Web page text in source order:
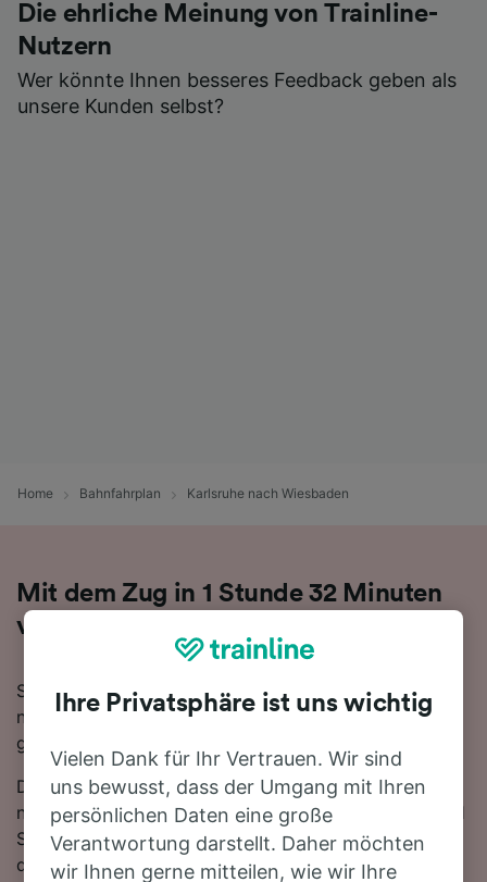
Die ehrliche Meinung von Trainline-
Nutzern
Wer könnte Ihnen besseres Feedback geben als
unsere Kunden selbst?
Home Bahnfahrplan Karlsruhe nach Wiesbaden
Mit dem Zug in 1 Stunde 32 Minuten
von Karlsruhe nach Wiesbaden
Sie denken darüber nach, für Ihre Reise von Karlsruhe
nach Wiesbaden den Zug zu nehmen? Bei uns sind Sie
goldrichtig!
Die schnellste Fahrtzeit, um die 120 km von Karlsruhe
nach Wiesbaden mit dem Zug zurückzulegen beträgt 1
Stunde 32 Minuten, wobei ca. 61 Züge am Tag auf
dieser Route verkehren. Da es zwischen Karlsruhe und
Ihre Privatsphäre ist uns wichtig
Vielen Dank für Ihr Vertrauen. Wir sind
uns bewusst, dass der Umgang mit Ihren
persönlichen Daten eine große
Verantwortung darstellt. Daher möchten
wir Ihnen gerne mitteilen, wie wir Ihre